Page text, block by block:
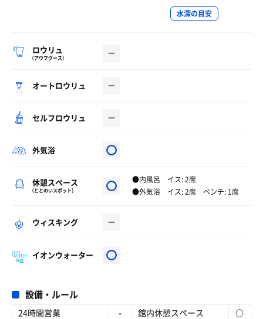
水深の目安
ロウリュ
（アウフグース）
オートロウリュ
セルフロウリュ
外気浴
休憩スペース
（ととのいスポット）
●内風呂 イス: 2席
●外気浴 イス: 2席 ベンチ: 1席
ウィスキング
イオンウォーター
設備・ルール
24時間営業 - 館内休憩スペース
○